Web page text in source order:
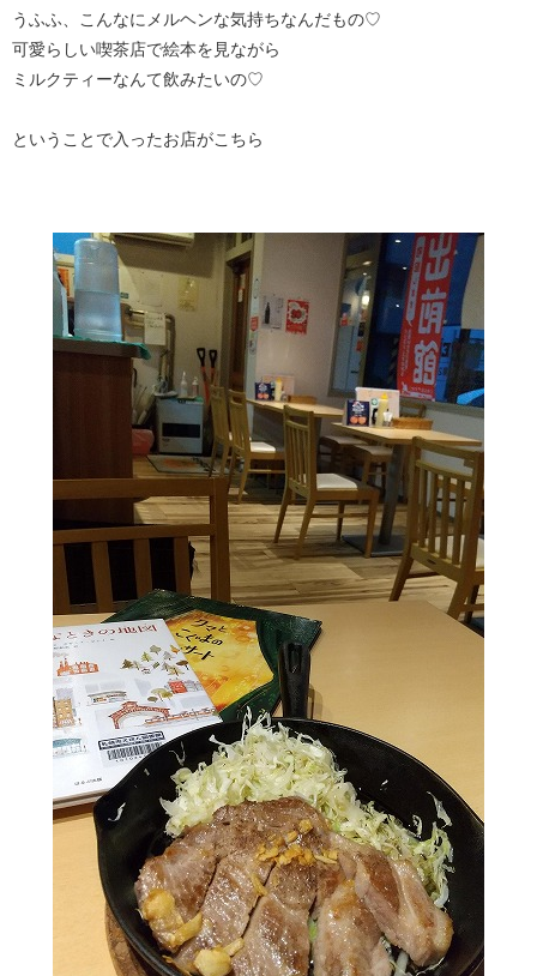
うふふ、こんなにメルヘンな気持ちなんだもの♡
可愛らしい喫茶店で絵本を見ながら
ミルクティーなんて飲みたいの♡
ということで入ったお店がこちら